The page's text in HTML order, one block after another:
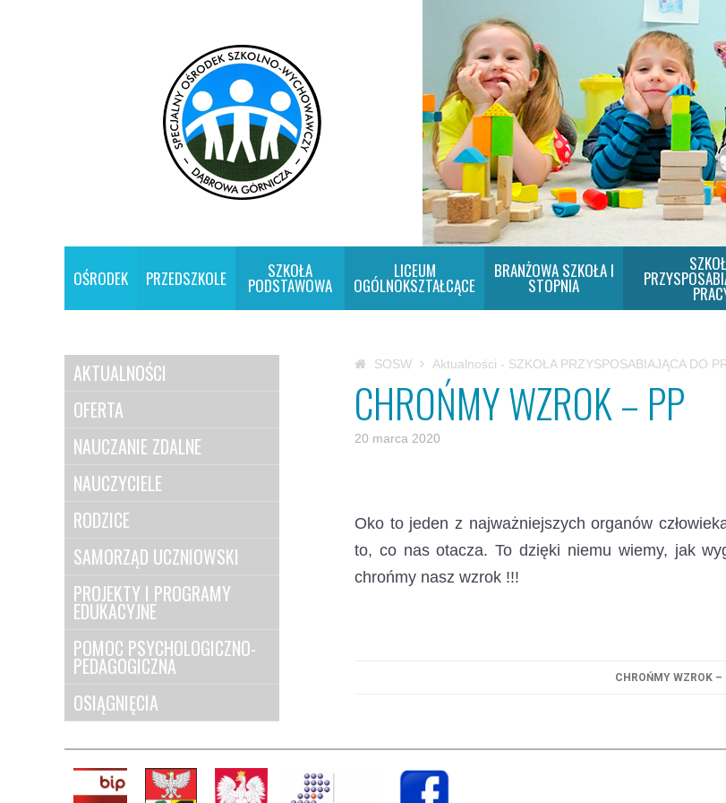
OŚRODEK PRZEDSZKOLE SZKOŁA
PODSTAWOWA
LICEUM
OGÓLNOKSZTAŁCĄCE
BRANŻOWA SZKOŁA I
STOPNIA
AKTUALNOŚCI
OFERTA
NAUCZANIE ZDALNE
NAUCZYCIELE
RODZICE
SAMORZĄD UCZNIOWSKI
PROJEKTY I PROGRAMY
EDUKACYJNE
POMOC PSYCHOLOGICZNO-
PEDAGOGICZNA
OSIĄGNIĘCIA
SOSW Aktualności - SZKOŁA PRZYSPOSABIAJĄCA DO
CHROŃMY WZROK – PP
20 marca 2020
Oko to jeden z najważniejszych organów
to, co nas otacza. To dzięki niemu wiemy, jak
chrońmy nasz wzrok !!!
CHROŃMY WZROK